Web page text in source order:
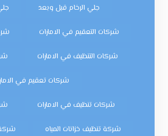
جلي الرخام قبل وبعد
شركات التعقيم في الامارات
شركات التنظيف في الامارات
شركات تعقيم في
شركات تنظيف في الامارات
شركة تنظيف خزانات المياه